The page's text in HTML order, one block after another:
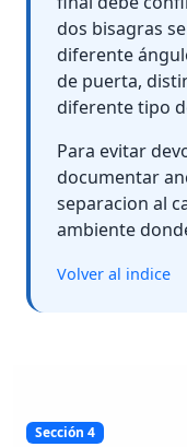
dos bisagras
diferente
de puerta,
diferente tipo
Para evitar
documentar
separacion al
ambiente
Volver al indice
Sección 4